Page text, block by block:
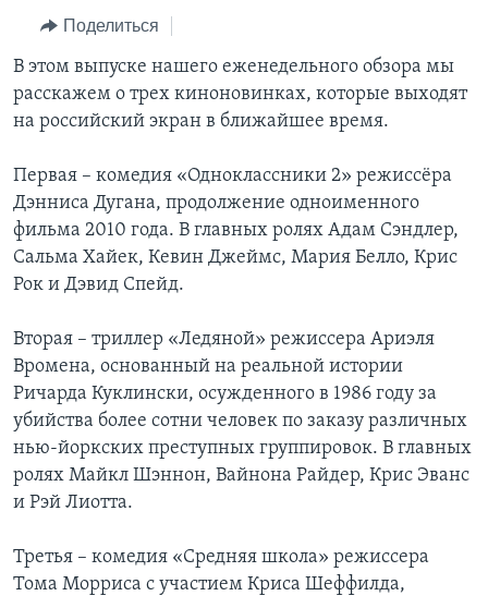
Перейти
поиск
ПОЧЕМУ ЭТО ВАЖНО?
ДИСКУССИЯ VOA
ДЕТАЛИ
АМЕРИКА. БОЛЬШОЕ ПУТЕШЕСТВИЕ
А КАК В АМЕРИКЕ?
АРТЕФАКТЫ
АМЕРИКАНСКИЕ ГОРОДКИ
ФАКТЫ ПРОТИВ ФЕЙКОВ
ЗА СВОБОДУ ПРЕССЫ
УЧИМ АНГЛИЙСКИЙ
ПОДПИСКА НА НОВОСТИ
Learning English
СОЦИАЛЬНЫЕ СЕТИ
Языки
Поделиться
В этом выпуске нашего еженедельного обзора мы
расскажем о трех киноновинках, которые выходят
на российский экран в ближайшее время.
Первая – комедия «Одноклассники 2» режиссёра
Дэнниса Дугана, продолжение одноименного
фильма 2010 года. В главных ролях Адам Сэндлер,
Сальма Хайек, Кевин Джеймс, Мария Белло, Крис
Рок и Дэвид Спейд.
Вторая – триллер «Ледяной» режиссeра Ариэля
Вромена, основанный на реальной истории
Ричарда Куклински, осужденного в 1986 году за
убийства более сотни человек по заказу различных
нью-йоркских преступных группировок. В главных
ролях Майкл Шэннон, Вайнона Райдер, Крис Эванс
и Рэй Лиотта.
Третья – комедия «Средняя школа» режиссера
Тома Морриса с участием Криса Шеффилда,